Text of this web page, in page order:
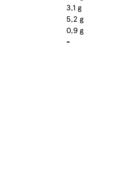
3,1 g
5,2 g
0,9 g
-